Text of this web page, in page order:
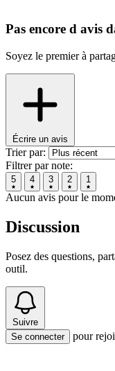
Pas encore d avis
Soyez le premier à
Écrire un avis
Trier par:
Filtrer par note:
5 4 3 2 1
Aucun avis pour le
Discussion
Posez des questions,
outil.
Suivre
Se connecter
pour